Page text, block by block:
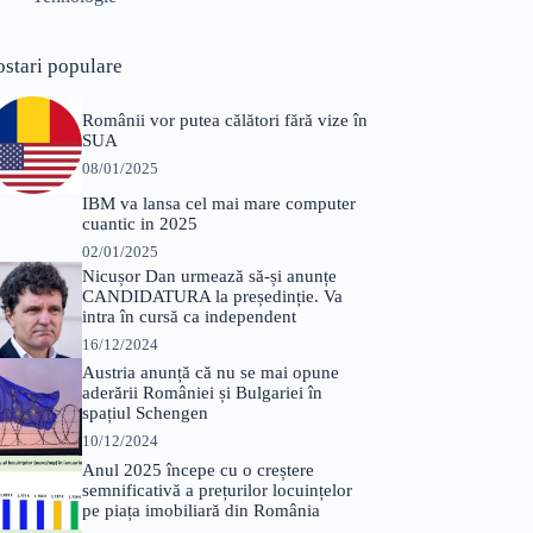
populare
Românii vor putea călători fără vize în
SUA
08/01/2025
IBM va lansa cel mai mare computer
cuantic in 2025
02/01/2025
Nicușor Dan urmează să-și anunțe
CANDIDATURA la președinție. Va
intra în cursă ca independent
16/12/2024
Austria anunță că nu se mai opune
aderării României și Bulgariei în
spațiul Schengen
10/12/2024
Anul 2025 începe cu o creștere
semnificativă a prețurilor locuințelor
pe piața imobiliară din România